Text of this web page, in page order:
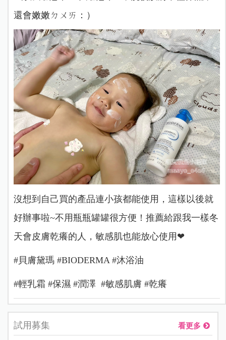
還會嫩嫩ㄉㄨㄞ：）
沒想到自己買的產品連小孩都能使用，這樣以後就
好辦事啦~不用瓶瓶罐罐很方便！推薦給跟我一樣冬
天會皮膚乾癢的人，敏感肌也能放心使用❤
#貝膚黛瑪 #BIODERMA #沐浴油
#輕乳霜 #保濕 #潤澤 #敏感肌膚 #乾癢
試用募集 看更多